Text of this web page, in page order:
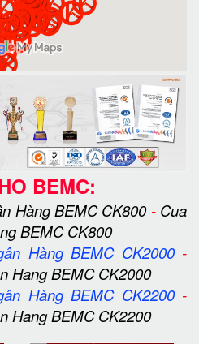
BEMC:
Hàng BEMC CK800- Cua
BEMC CK800
Hàng BEMC CK2000-
Hang BEMC CK2000
Hàng BEMC CK2200-
Hang BEMC CK2200